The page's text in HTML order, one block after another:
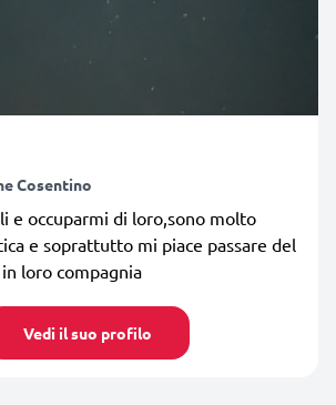
Cosentino
e occuparmi di loro,sono molto
e soprattutto mi piace passare del
loro compagnia
Vedi il suo profilo